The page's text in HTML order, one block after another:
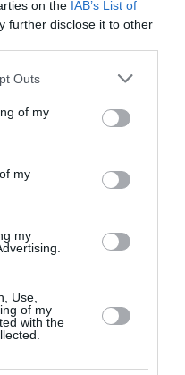
on the IAB’s List of
further disclose it to other
one or more Google
You may click to
its third-party tags to
in below Google
Outs
of my
my
my
Use,
of my
with the
η
δηλώσεις - Η